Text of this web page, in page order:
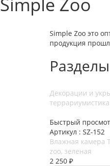
Simple Zoo это
продукция
Декорации и
Быстрый
Артикул : SZ-152
Влажная камера
zoo, зеленая
2 250 ₽